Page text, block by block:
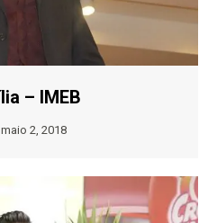
– IMEB
maio 2, 2018